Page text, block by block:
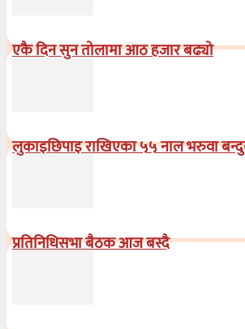
एकै दिन सुन तोलामा आठ हजार बढ्यो
लुकाइछिपाइ राखिएका ५५ नाल भरुवा
प्रतिनिधिसभा बैठक आज बस्दै